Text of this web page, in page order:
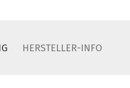
HERSTELLER-INFO